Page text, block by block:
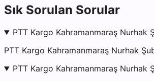
Sık Sorulan Sorular
PTT Kargo Kahramanmaraş Nurhak
PTT Kargo Kahramanmaraş Nurhak
PTT Kargo Kahramanmaraş Nurhak